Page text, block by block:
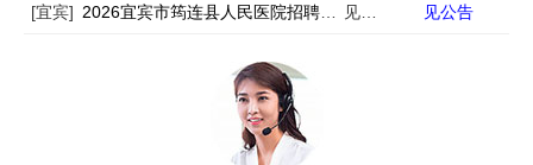
[宜宾] 2026宜宾市筠连县人民医院招聘10人 见公告